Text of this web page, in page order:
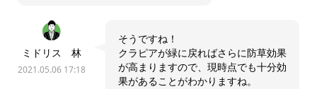
ミドリス 林
2021.05.06 17:18
そうですね！
クラピアが緑に戻ればさらに防草効果
が高まりますので、現時点でも十分効
果があることがわかりますね。